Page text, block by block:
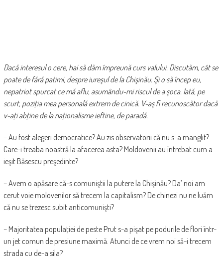
Dacă interesul o cere, hai să dăm împreună curs valului. Discutăm, cât se
poate de fără patimi, despre iureşul de la Chişinău. Şi o să încep eu,
nepatriot spurcat ce mă aflu, asumându-mi riscul de a şoca. Iată, pe
scurt, poziţia mea personală extrem de cinică. V-aş fi recunoscător dacă
v-aţi abţine de la naţionalisme ieftine, de paradă.
– Au fost alegeri democratice? Au zis observatorii că nu s-a manglit?
Care-i treaba noastră la afacerea asta? Moldovenii au întrebat cum a
ieşit Băsescu preşedinte?
– Avem o apăsare că-s comuniştii la putere la Chişinău? Da’ noi am
cerut voie molovenilor să trecem la capitalism? De chinezi nu ne luăm
că nu se trezesc subit anticomunişti?
– Majoritatea populaţiei de peste Prut s-a pişat pe podurile de flori într-
un jet comun de presiune maximă. Atunci de ce vrem noi să-i trecem
strada cu de-a sila?